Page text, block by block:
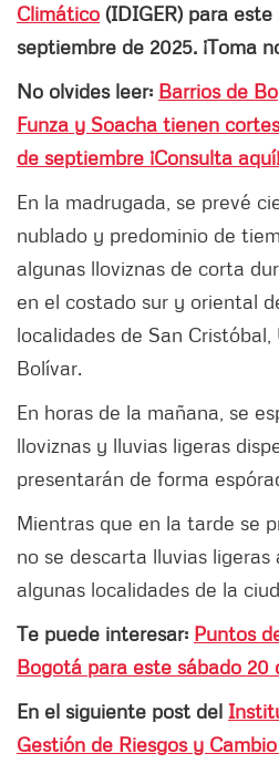
Climático (IDIGER) para
septiembre de 2025. ¡Toma
No olvides leer: Barrios de
Funza y Soacha tienen
de septiembre ¡Consulta aquí!
En la madrugada, se prevé
nublado y predominio de
algunas lloviznas de corta
en el costado sur y oriental
localidades de San Cristóbal,
Bolívar.
En horas de la mañana, se
lloviznas y lluvias ligeras
presentarán de forma
Mientras que en la tarde se
no se descarta lluvias ligeras
algunas localidades de la
Te puede interesar: Puntos
Bogotá para este sábado 20
En el siguiente post del
Gestión de Riesgos y